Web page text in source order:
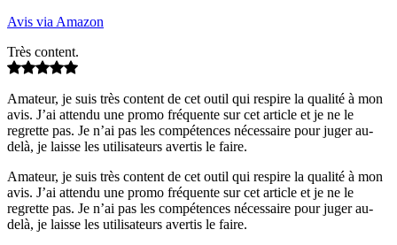
Avis via Amazon
Très content.
Amateur, je suis très content de cet outil qui respire la qualité à mon
avis. J’ai attendu une promo fréquente sur cet article et je ne le
regrette pas. Je n’ai pas les compétences nécessaire pour juger au-
delà, je laisse les utilisateurs avertis le faire.
Amateur, je suis très content de cet outil qui respire la qualité à mon
avis. J’ai attendu une promo fréquente sur cet article et je ne le
regrette pas. Je n’ai pas les compétences nécessaire pour juger au-
delà, je laisse les utilisateurs avertis le faire.